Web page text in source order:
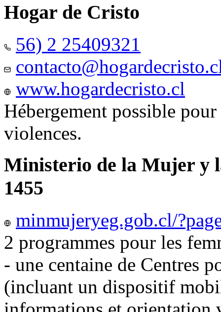
Hogar de Cristo
56) 2 25409321
www.hogardecristo.cl
Hébergement possible
violences.
Ministerio de la Mujer y
1455
minmujeryeg.gob.cl/
2 programmes pour les
- une centaine de Centres
(incluant un dispositif